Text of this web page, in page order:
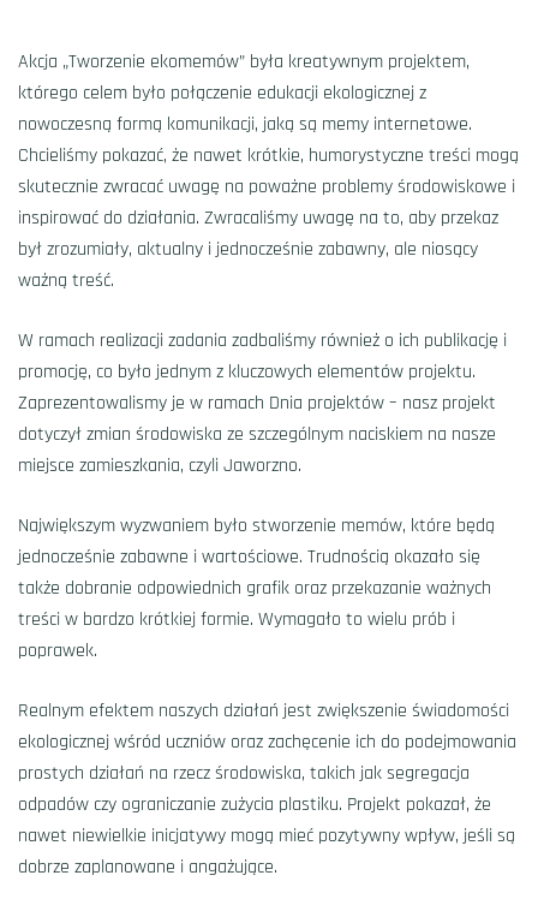
Akcja „Tworzenie ekomemów” była kreatywnym projektem,
którego celem było połączenie edukacji ekologicznej z
nowoczesną formą komunikacji, jaką są memy internetowe.
Chcieliśmy pokazać, że nawet krótkie, humorystyczne treści mogą
skutecznie zwracać uwagę na poważne problemy środowiskowe i
inspirować do działania. Zwracaliśmy uwagę na to, aby przekaz
był zrozumiały, aktualny i jednocześnie zabawny, ale niosący
ważną treść.
W ramach realizacji zadania zadbaliśmy również o ich publikację i
promocję, co było jednym z kluczowych elementów projektu.
Zaprezentowalismy je w ramach Dnia projektów – nasz projekt
dotyczył zmian środowiska ze szczególnym naciskiem na nasze
miejsce zamieszkania, czyli Jaworzno.
Największym wyzwaniem było stworzenie memów, które będą
jednocześnie zabawne i wartościowe. Trudnością okazało się
także dobranie odpowiednich grafik oraz przekazanie ważnych
treści w bardzo krótkiej formie. Wymagało to wielu prób i
poprawek.
Realnym efektem naszych działań jest zwiększenie świadomości
ekologicznej wśród uczniów oraz zachęcenie ich do podejmowania
prostych działań na rzecz środowiska, takich jak segregacja
odpadów czy ograniczanie zużycia plastiku. Projekt pokazał, że
nawet niewielkie inicjatywy mogą mieć pozytywny wpływ, jeśli są
dobrze zaplanowane i angażujące.